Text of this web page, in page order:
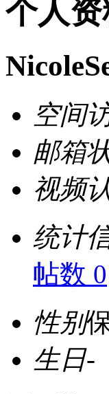
个人
空间
邮箱
视频
统计
帖数 0
性别
生日-